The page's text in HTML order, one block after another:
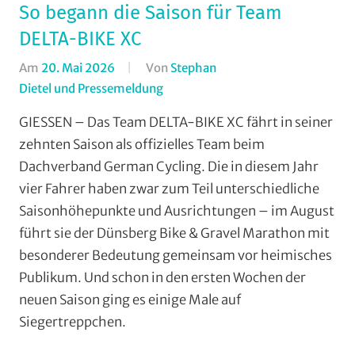
Vereine
So begann die Saison für Team
DELTA-BIKE XC
Am 20. Mai 2026 Von Stephan
Dietel und Pressemeldung
Country,
Gießen ,
Mit
Fotos ,
Mountainbike,
Multimedia,
Orte
GIESSEN – Das Team DELTA-BIKE XC fährt in seiner
zehnten Saison als offizielles Team beim
Dachverband German Cycling. Die in diesem Jahr
vier Fahrer haben zwar zum Teil unterschiedliche
Saisonhöhepunkte und Ausrichtungen – im August
führt sie der Dünsberg Bike & Gravel Marathon mit
besonderer Bedeutung gemeinsam vor heimisches
Publikum. Und schon in den ersten Wochen der
neuen Saison ging es einige Male auf
Siegertreppchen.